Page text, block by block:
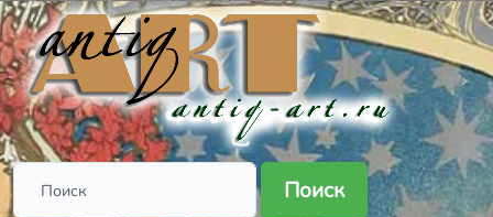
Поиск